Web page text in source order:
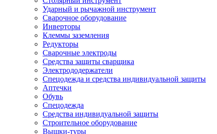
Ударный и рычажной инструмент
Сварочное оборудование
Инверторы
Клеммы заземления
Редукторы
Сварочные электроды
Средства защиты сварщика
Электрододержатели
Спецодежда и средства индивидуальной защиты
Аптечки
Обувь
Спецодежда
Средства индивидуальной защиты
Строительное оборудование
Вышки-туры